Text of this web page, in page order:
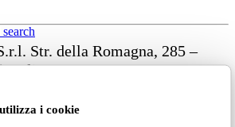
i cookie
Str. della Romagna, 285 –
Italia